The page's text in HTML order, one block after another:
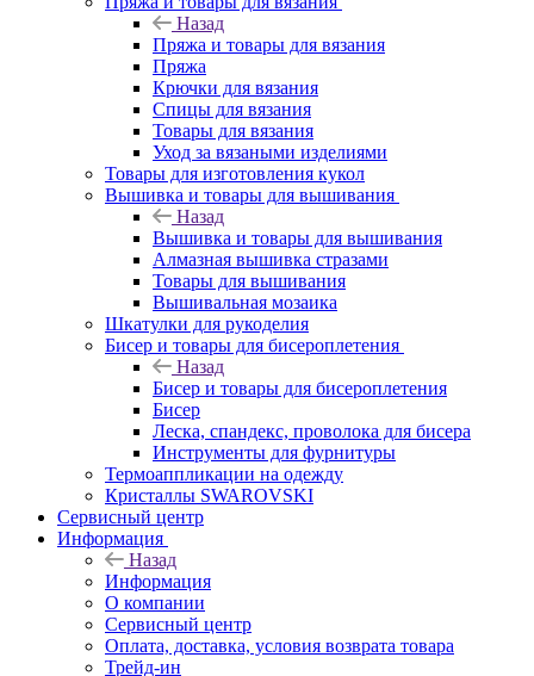
Назад
Пряжа и товары для вязания
Пряжа
Крючки для вязания
Спицы для вязания
Товары для вязания
Уход за вязаными изделиями
Товары для изготовления кукол
Вышивка и товары для вышивания
Назад
Вышивка и товары для вышивания
Алмазная вышивка стразами
Товары для вышивания
Вышивальная мозаика
Шкатулки для рукоделия
Бисер и товары для бисероплетения
Назад
Бисер и товары для бисероплетения
Бисер
Леска, спандекс, проволока для бисера
Инструменты для фурнитуры
Термоаппликации на одежду
Кристаллы SWAROVSKI
Сервисный центр
Информация
Назад
Информация
О компании
Сервисный центр
Оплата, доставка, условия возврата товара
Трейд-ин